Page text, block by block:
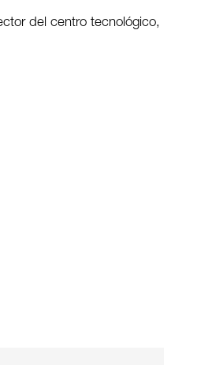
del centro tecnológico,